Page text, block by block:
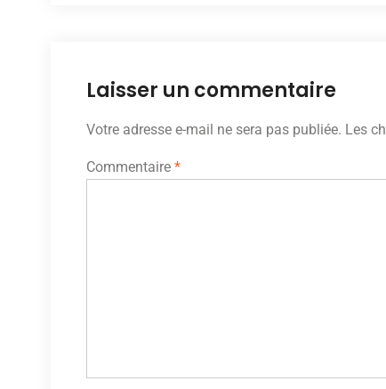
Laisser un commentaire
Votre adresse e-mail ne sera pas publiée. Les
Commentaire *